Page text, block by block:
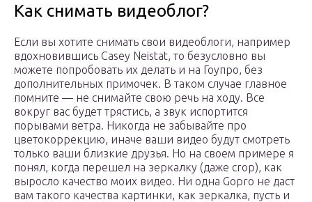
Как снимать видеоблог?
Если вы хотите снимать свои видеоблоги, например
вдохновившись Casey Neistat, то безусловно вы
можете попробовать их делать и на Гоупро, без
дополнительных примочек. В таком случае главное
помните — не снимайте свою речь на ходу. Все
вокруг вас будет трястись, а звук испортится
порывами ветра. Никогда не забывайте про
цветокоррекцию, иначе ваши видео будут смотреть
только ваши близкие друзья. Но на своем примере я
понял, когда перешел на зеркалку (даже crop), как
выросло качество моих видео. Ни одна Gopro не даст
вам такого качества картинки, как зеркалка, пусть и